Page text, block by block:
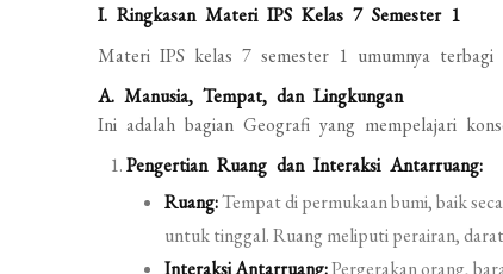
I. Ringkasan Materi IPS Kelas 7 Semester 1
Materi IPS kelas 7 semester 1 umumnya terbagi
A. Manusia, Tempat, dan Lingkungan
Ini adalah bagian Geografi yang mempelajari
Pengertian Ruang dan Interaksi Antarruang:
Ruang:Tempat di permukaan bumi, baik
untuk tinggal. Ruang meliputi perairan,
Interaksi Antarruang:Pergerakan orang,